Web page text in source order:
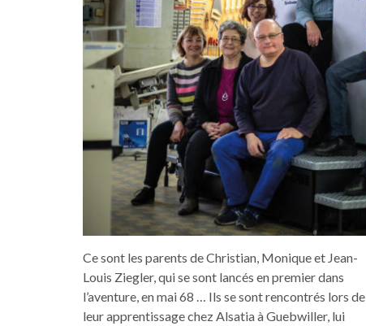
Ce sont les parents de Christian, Monique et Jean-
Louis Ziegler, qui se sont lancés en premier dans
l’aventure, en mai 68 … Ils se sont rencontrés lors de
leur apprentissage chez Alsatia à Guebwiller, lui